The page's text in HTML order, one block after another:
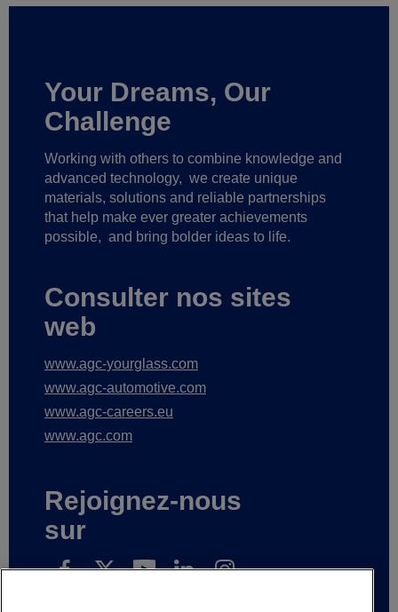
Your Dreams, Our
Challenge
Working with others to combine knowledge and
advanced technology, we create unique
materials, solutions and reliable partnerships
that help make ever greater achievements
possible, and bring bolder ideas to life.
Consulter nos sites
web
www.agc-yourglass.com
www.agc-automotive.com
www.agc-careers.eu
www.agc.com
Rejoignez-nous
sur